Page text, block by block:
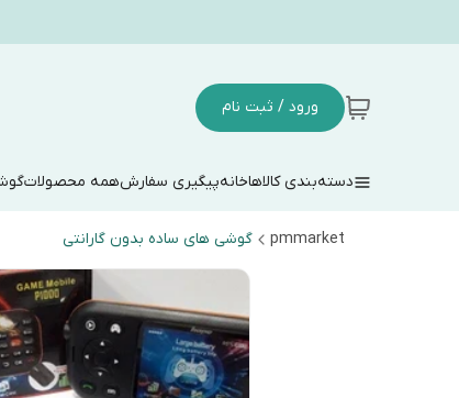
ورود / ثبت نام
دسته‌بندی کالاهاخانهپیگیری سفارشهمه محصولات
pmmarket گوشی های ساده بدون گارانتی